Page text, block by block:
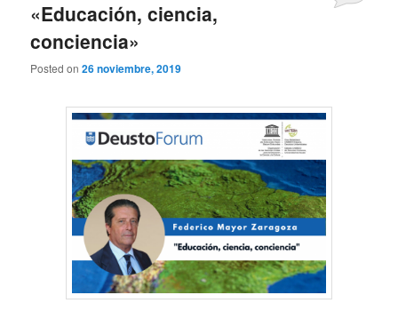
«Educación, ciencia,
conciencia»
Posted on26 noviembre, 2019